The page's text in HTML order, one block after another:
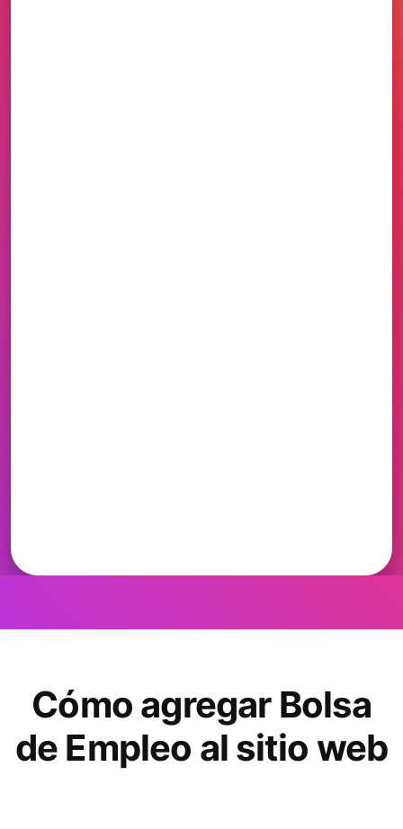
Cómo agregar Bolsa
de Empleo al sitio web